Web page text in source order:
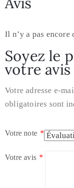
Il n’y a pas encore
Soyez le
votre avis
Votre adresse e-
obligatoires sont
Votre note *
Votre avis *